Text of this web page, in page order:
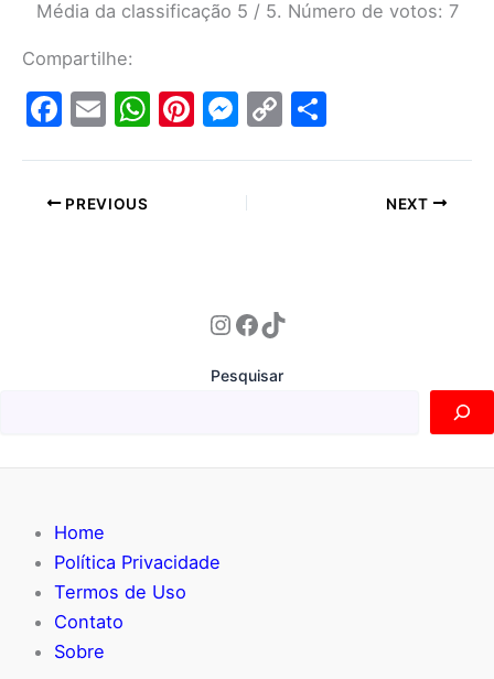
Média da classificação 5 / 5. Número de votos: 7
Compartilhe:
F
e
E
l
W Pi M
s
g
C
k
PREVIOUS NEXT
Instagram
Facebook
TikTok
Pesquisar
Home
Política Privacidade
Termos de Uso
Contato
Sobre